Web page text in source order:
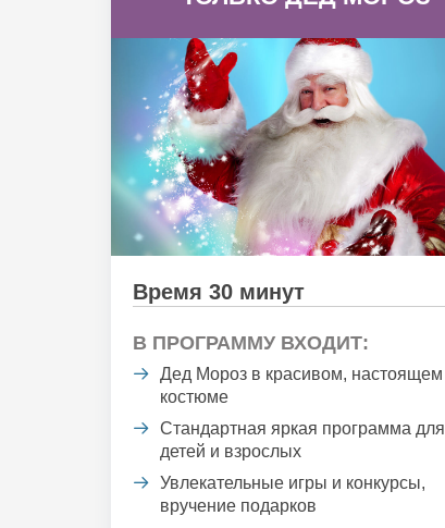
Время 30 минут
В ПРОГРАММУ ВХОДИТ:
Дед Мороз в красивом, настоящем
костюме
Стандартная яркая программа для
детей и взрослых
Увлекательные игры и конкурсы,
вручение подарков